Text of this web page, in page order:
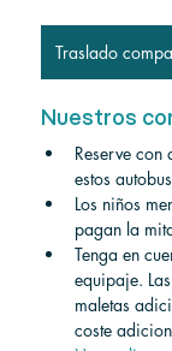
Nuestros
Reserve con
estos
Los niños
pagan la
Tenga en
equipaje.
maletas
coste